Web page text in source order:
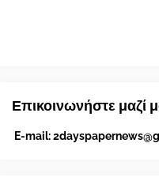
Επικοινωνήστε μαζί
E-mail: